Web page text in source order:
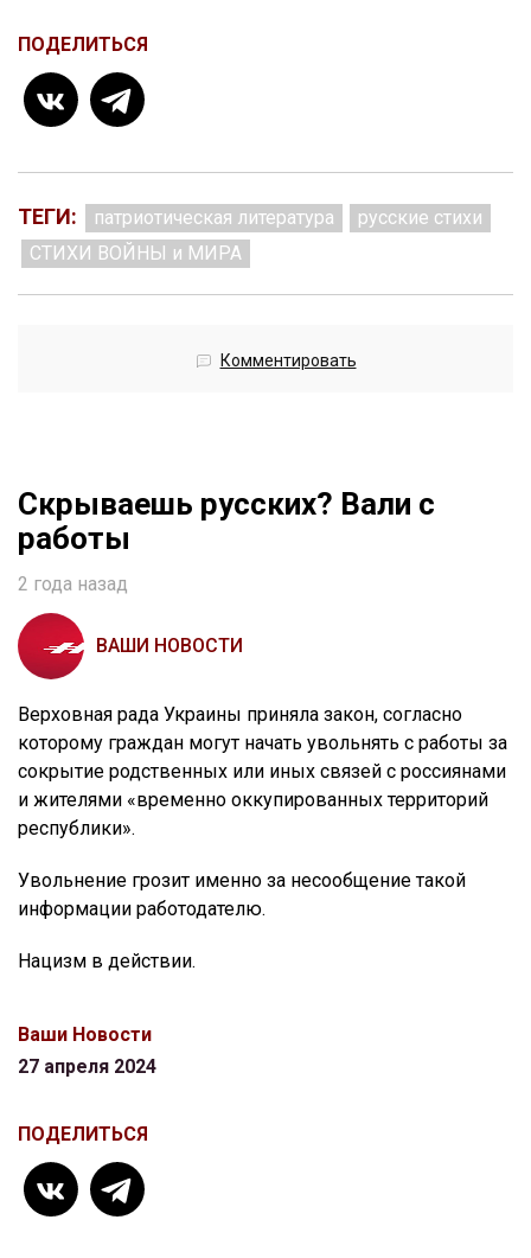
ПОДЕЛИТЬСЯ
ТЕГИ: патриотическая литература
русские стихи
СТИХИ ВОЙНЫ и МИРА
Комментировать
Скрываешь русских? Вали с
работы
2 года назад
ВАШИ НОВОСТИ
Верховная рада Украины приняла закон, согласно
которому граждан могут начать увольнять с работы за
сокрытие родственных или иных связей с россиянами
и жителями «временно оккупированных территорий
республики».
Увольнение грозит именно за несообщение такой
информации работодателю.
Нацизм в действии.
Ваши Новости
27 апреля 2024
ПОДЕЛИТЬСЯ